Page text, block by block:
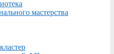
мастерства